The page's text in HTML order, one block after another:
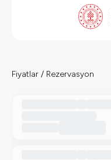
Fiyatlar / Rezervasyon